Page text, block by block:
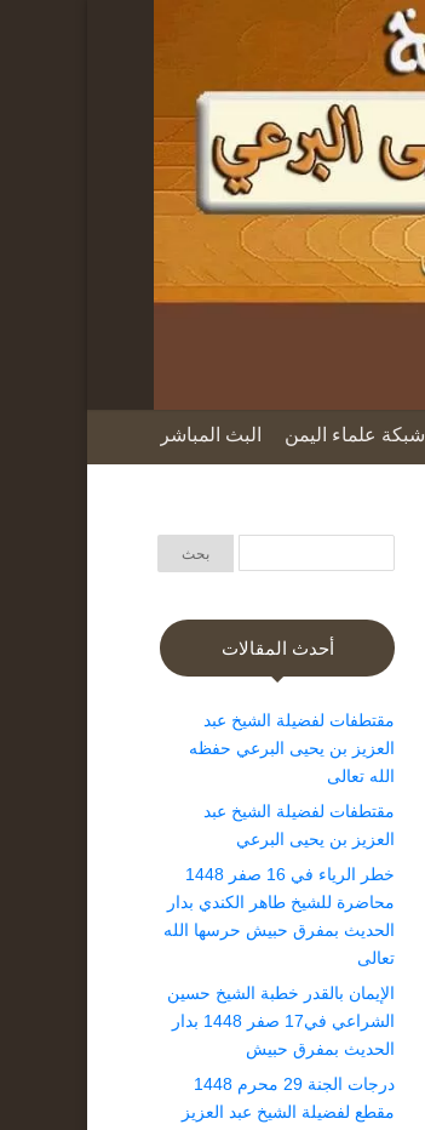
شبكة علماء اليمن البث المباشر
أحدث المقالات
مقتطفات لفضيلة الشيخ عبد
العزيز بن يحيى البرعي حفظه
الله تعالى
مقتطفات لفضيلة الشيخ عبد
العزيز بن يحيى البرعي
خطر الرياء في 16 صفر 1448
محاضرة للشيخ طاهر الكندي بدار
الحديث بمفرق حبيش حرسها الله
تعالى
الإيمان بالقدر خطبة الشيخ حسين
الشراعي في17 صفر 1448 بدار
الحديث بمفرق حبيش
درجات الجنة 29 محرم 1448
مقطع لفضيلة الشيخ عبد العزيز